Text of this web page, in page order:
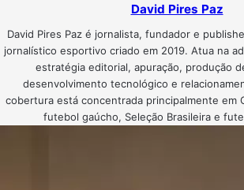
David Pires Paz
David Pires Paz é jornalista, fundador e
jornalístico esportivo criado em 2019. Atua na
estratégia editorial, apuração, produção
desenvolvimento tecnológico e
cobertura está concentrada principalmente em
futebol gaúcho, Seleção Brasileira e